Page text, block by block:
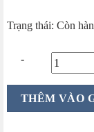
Trạng thái: Còn
THÊM VÀO